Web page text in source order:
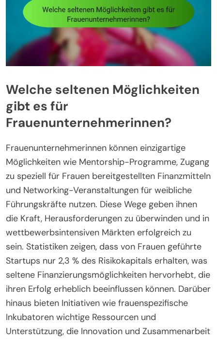
Welche seltenen Möglichkeiten
gibt es für
Frauenunternehmerinnen?
Frauenunternehmerinnen können einzigartige
Möglichkeiten wie Mentorship-Programme, Zugang
zu speziell für Frauen bereitgestellten Finanzmitteln
und Networking-Veranstaltungen für weibliche
Führungskräfte nutzen. Diese Wege geben ihnen
die Kraft, Herausforderungen zu überwinden und in
wettbewerbsintensiven Märkten erfolgreich zu
sein. Statistiken zeigen, dass von Frauen geführte
Startups nur 2,3 % des Risikokapitals erhalten, was
seltene Finanzierungsmöglichkeiten hervorhebt, die
ihren Erfolg erheblich beeinflussen können. Darüber
hinaus bieten Initiativen wie frauenspezifische
Inkubatoren wichtige Ressourcen und
Unterstützung, die Innovation und Zusammenarbeit